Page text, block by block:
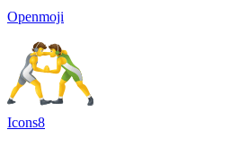
Openmoji
Icons8